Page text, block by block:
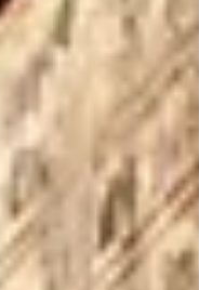
VIAJES 2027